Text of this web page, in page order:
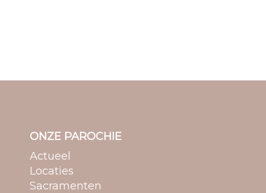
ONZE PAROCHIE
Actueel
Locaties
Sacramenten